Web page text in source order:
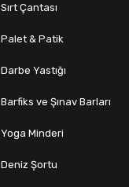
Sırt Çantası
Palet & Patik
Darbe Yastığı
Barfiks ve Şınav Barları
Yoga Minderi
Deniz Şortu